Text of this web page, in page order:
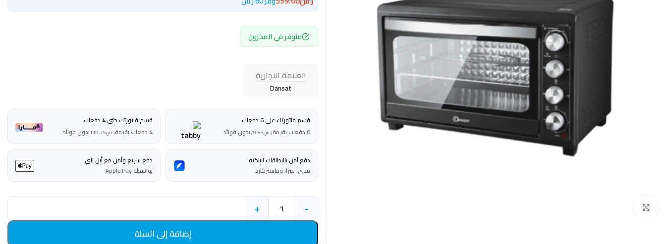
متوفر في المخزون
العلامة التجارية
Dansat
قسم فاتورتك على 6 دفعات
6 دفعات بقيمة
ر.س79.83بدون فوائد
قسم فاتورتك حتى 4 دفعات
4 دفعات بقيمة
ر.س119.75بدون فوائد
دفع آمن بالبطاقات البنكية
مدى، فيزا، وماستركارد
دفع سريع وآمن مع أبل باي
بواسطة Apple Pay
-
+
إضافة إلى السلة